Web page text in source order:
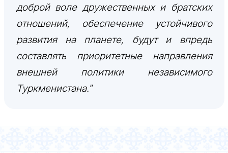
доброй воле дружественных и братских
отношений, обеспечение устойчивого
развития на планете, будут и впредь
составлять приоритетные направления
внешней политики независимого
Туркменистана."